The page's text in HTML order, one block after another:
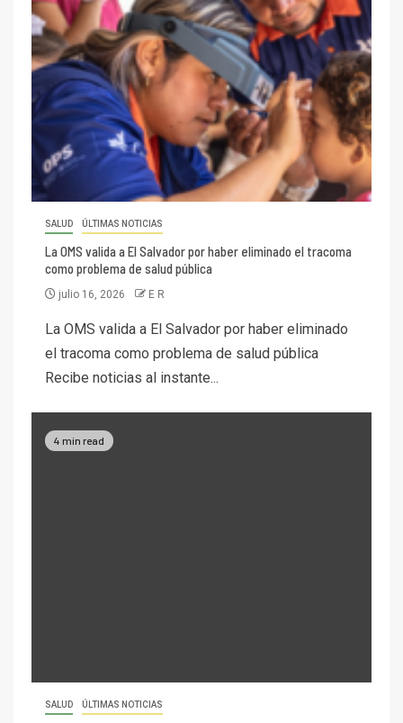
SALUD ÚLTIMAS NOTICIAS
La OMS valida a El Salvador por haber eliminado el tracoma
como problema de salud pública
julio 16, 2026 E R
La OMS valida a El Salvador por haber eliminado
el tracoma como problema de salud pública
Recibe noticias al instante...
4 min read
SALUD ÚLTIMAS NOTICIAS